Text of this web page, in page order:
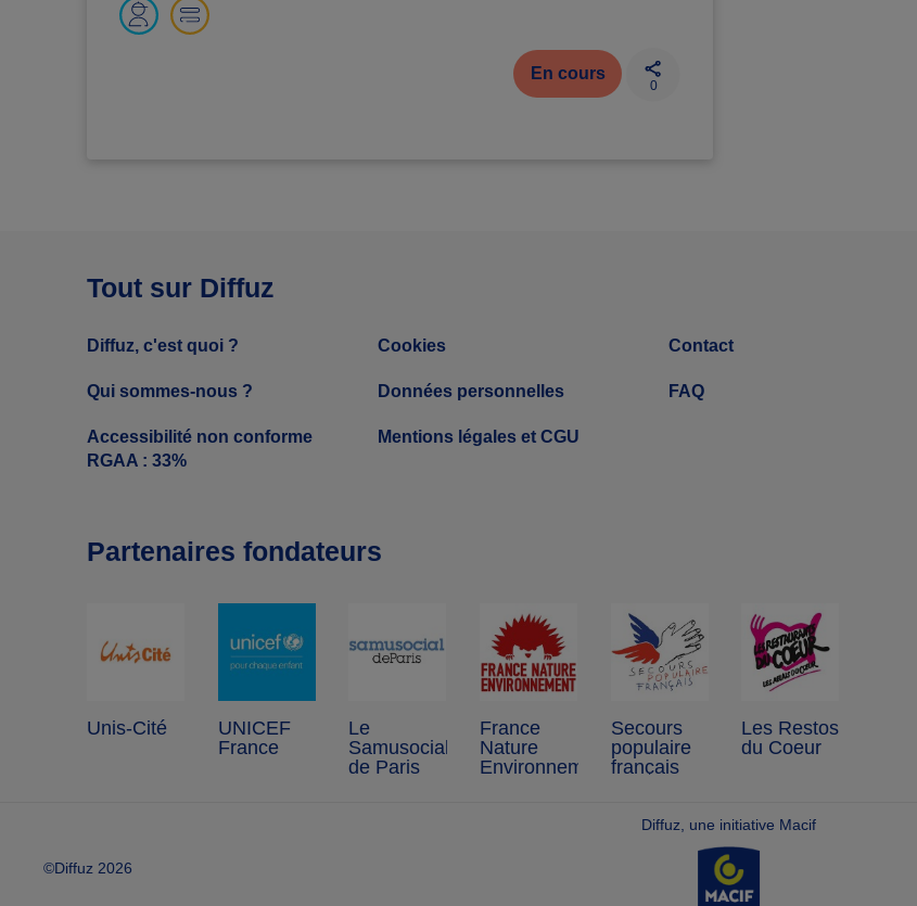
En cours
0
Tout sur Diffuz
Diffuz, c'est quoi ?
Qui sommes-nous ?
Accessibilité non conforme
RGAA : 33%
Cookies
Données personnelles
Mentions légales et CGU
Contact
FAQ
Partenaires fondateurs
Unis-Cité
UNICEF
France
Le
Samusocial
de Paris
France
Nature
Environnement
Secours
populaire
français
Les Restos
du Coeur
©Diffuz 2026
Diffuz, une initiative Macif